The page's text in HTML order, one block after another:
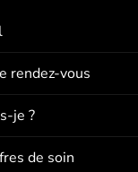
rendez-vous
je ?
de soin